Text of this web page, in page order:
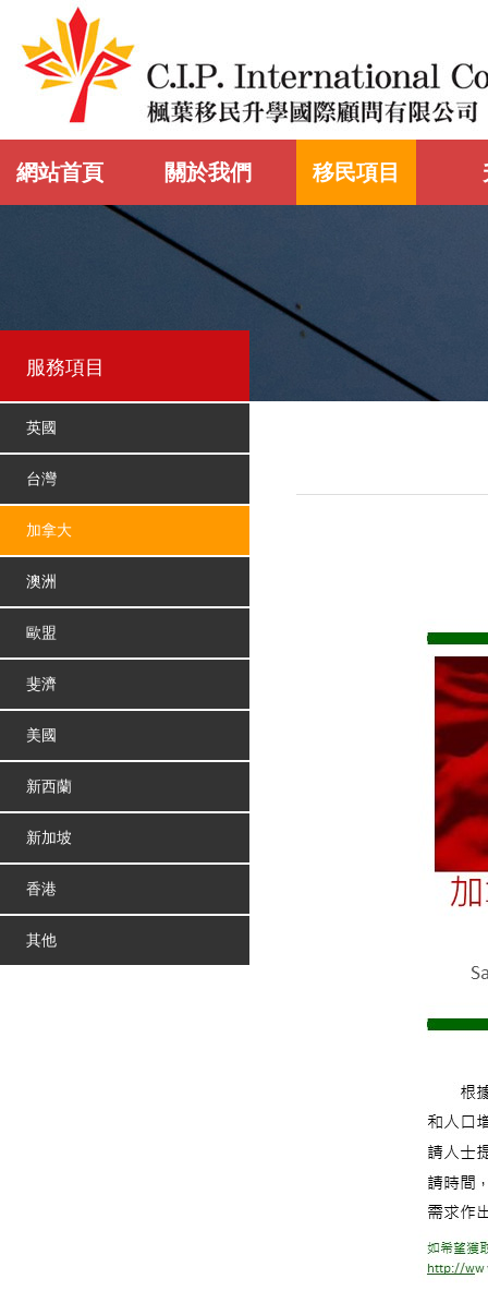
網站首頁 關於我們 移民項目
服務項目
英國
台灣
加拿大
澳洲
歐盟
斐濟
美國
新西蘭
新加坡
香港
其他